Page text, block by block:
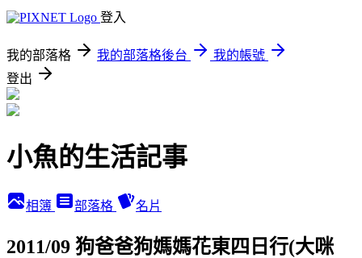
登入
我的部落格 我的部落格後台
我的帳號
登出
小魚的生活記事
相簿 部落格 名片
2011/09 狗爸爸狗媽媽花東四日行(大咪